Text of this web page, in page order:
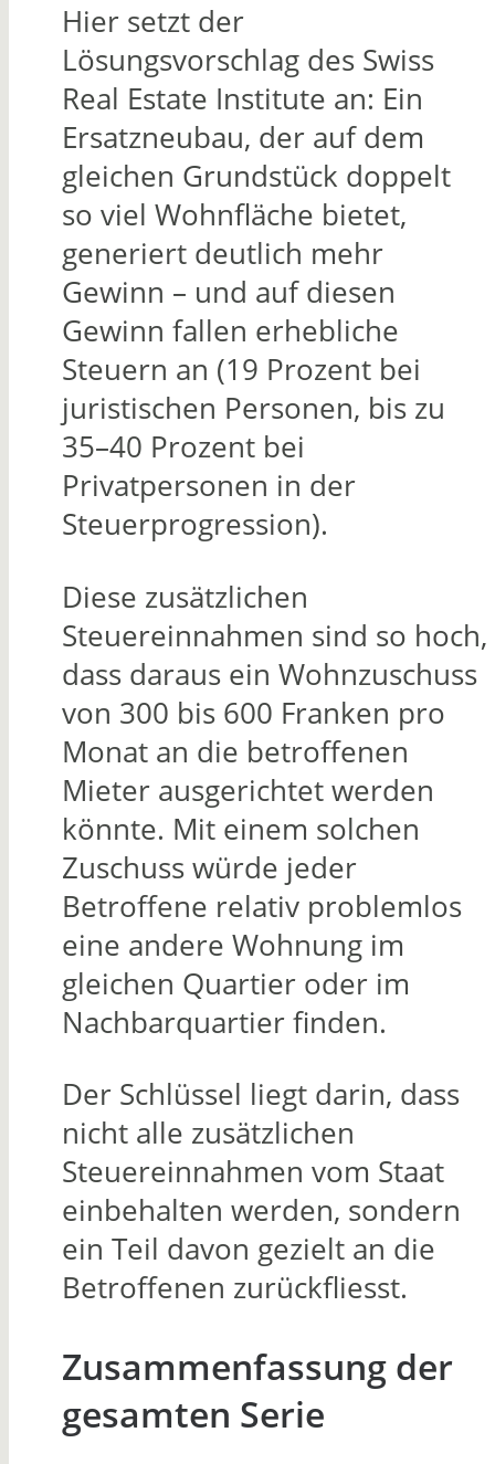
Hier setzt der
Lösungsvorschlag des Swiss
Real Estate Institute an: Ein
Ersatzneubau, der auf dem
gleichen Grundstück doppelt
so viel Wohnfläche bietet,
generiert deutlich mehr
Gewinn – und auf diesen
Gewinn fallen erhebliche
Steuern an (19 Prozent bei
juristischen Personen, bis zu
35–40 Prozent bei
Privatpersonen in der
Steuerprogression).
Diese zusätzlichen
Steuereinnahmen sind so hoch,
dass daraus ein Wohnzuschuss
von 300 bis 600 Franken pro
Monat an die betroffenen
Mieter ausgerichtet werden
könnte. Mit einem solchen
Zuschuss würde jeder
Betroffene relativ problemlos
eine andere Wohnung im
gleichen Quartier oder im
Nachbarquartier finden.
Der Schlüssel liegt darin, dass
nicht alle zusätzlichen
Steuereinnahmen vom Staat
einbehalten werden, sondern
ein Teil davon gezielt an die
Betroffenen zurückfliesst.
Zusammenfassung der
gesamten Serie